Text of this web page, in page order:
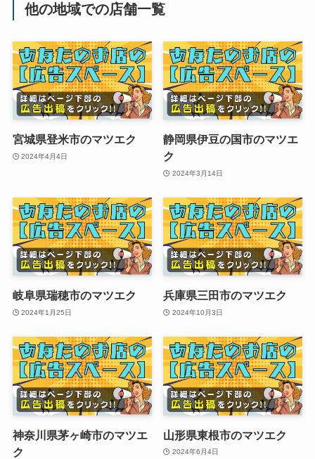
他の地域での店舗一覧
宮城県登米市のマツエク
2024年4月4日
静岡県伊豆の国市のマツエ
ク
2024年3月14日
岐阜県瑞穂市のマツエク
2024年1月25日
兵庫県三田市のマツエク
2024年10月3日
神奈川県茅ヶ崎市のマツエ
ク
山形県東根市のマツエク
2024年6月4日